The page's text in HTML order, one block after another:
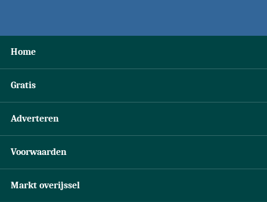
Home
Gratis
Adverteren
Voorwaarden
Markt overijssel